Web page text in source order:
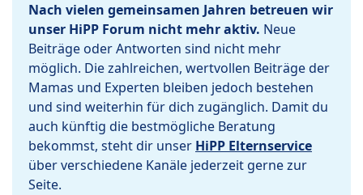
Nach vielen gemeinsamen Jahren betreuen wir
unser HiPP Forum nicht mehr aktiv. Neue
Beiträge oder Antworten sind nicht mehr
möglich. Die zahlreichen, wertvollen Beiträge der
Mamas und Experten bleiben jedoch bestehen
und sind weiterhin für dich zugänglich. Damit du
auch künftig die bestmögliche Beratung
bekommst, steht dir unser HiPP Elternservice
über verschiedene Kanäle jederzeit gerne zur
Seite.